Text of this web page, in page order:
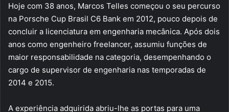
Hoje com 38 anos, Marcos Telles começou o seu percurso
na Porsche Cup Brasil C6 Bank em 2012, pouco depois de
concluir a licenciatura em engenharia mecânica. Após dois
anos como engenheiro freelancer, assumiu funções de
maior responsabilidade na categoria, desempenhando o
cargo de supervisor de engenharia nas temporadas de
2014 e 2015.
A experiência adquirida abriu-lhe as portas para uma